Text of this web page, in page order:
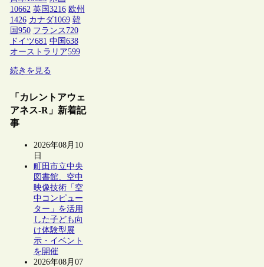
10662 英国 3216 欧州
1426 カナダ1069 韓
国 950 フランス 720
ドイツ681 中国 638
オーストラリア599
続きを見る
「カレントアウェ
アネス-R」新着記
事
2026年08月10
日
町田市立中央
図書館、空中
映像技術「空
中コンピュー
ター」を活用
した子ども向
け体験型展
示・イベント
を開催
2026年08月07